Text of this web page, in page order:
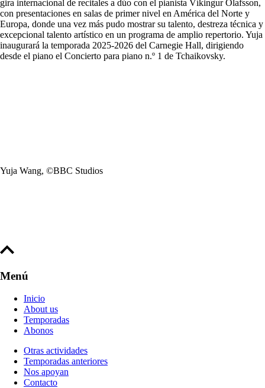
gira internacional de recitales a dúo con el pianista Víkingur Ólafsson,
con presentaciones en salas de primer nivel en América del Norte y
Europa, donde una vez más pudo mostrar su talento, destreza técnica y
excepcional talento artístico en un programa de amplio repertorio. Yuja
inaugurará la temporada 2025-2026 del Carnegie Hall, dirigiendo
desde el piano el Concierto para piano n.º 1 de Tchaikovsky.
Yuja Wang, ©BBC Studios
Menú
Inicio
About us
Temporadas
Abonos
Otras actividades
Temporadas anteriores
Nos apoyan
Contacto